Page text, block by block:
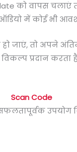
को वापस चलाएं
में कोई भी
जाएं, तो अपने
विकल्प
Scan Code